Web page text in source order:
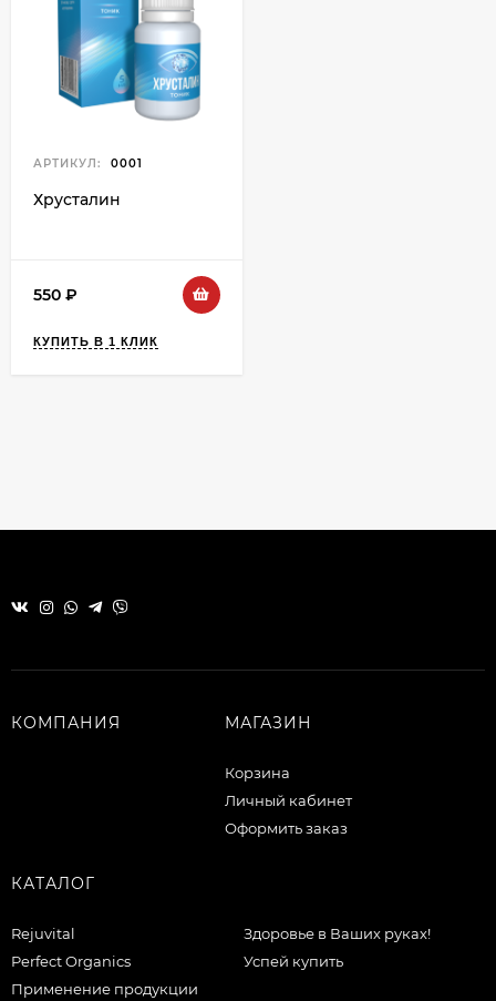
АРТИКУЛ: 0001
Хрусталин
550 ₽
КУПИТЬ В 1 КЛИК
КОМПАНИЯ МАГАЗИН
Корзина
Личный кабинет
Оформить заказ
КАТАЛОГ
Rejuvital
Perfect Organics
Применение продукции
Здоровье в Ваших руках!
Успей купить